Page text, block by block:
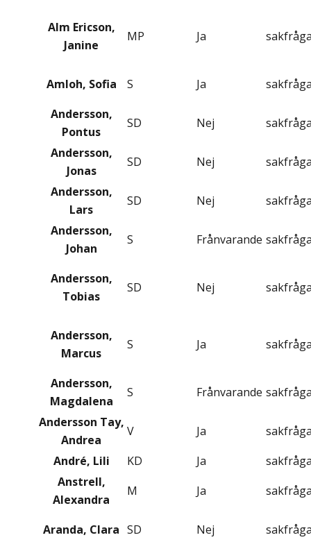
Alm Ericson,
Janine
MP Ja
Amloh, Sofia S Ja
Andersson,
Pontus
SD Nej
Andersson,
Jonas
SD Nej
Andersson,
Lars
SD Nej
Andersson,
Johan
S Frånvarande
Andersson,
Tobias
SD Nej
Andersson,
Marcus
S Ja
Andersson,
Magdalena
S Frånvarande
Andersson Tay,
Andrea
V Ja
André, Lili
KD Ja
Anstrell,
Alexandra
M Ja
Aranda, Clara SD Nej